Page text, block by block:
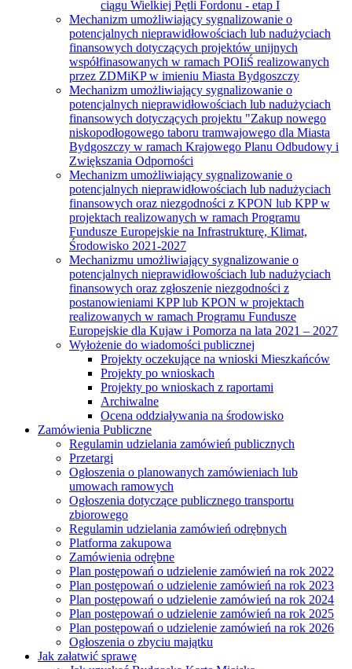
ciągu Wielkiej Pętli Fordonu - etap I
Mechanizm umożliwiający sygnalizowanie o
potencjalnych nieprawidłowościach lub nadużyciach
finansowych dotyczących projektów unijnych
współfinasowanych w ramach POIiŚ realizowanych
przez ZDMiKP w imieniu Miasta Bydgoszczy
Mechanizm umożliwiający sygnalizowanie o
potencjalnych nieprawidłowościach lub nadużyciach
finansowych dotyczących projektu "Zakup nowego
niskopodłogowego taboru tramwajowego dla Miasta
Bydgoszczy w ramach Krajowego Planu Odbudowy i
Zwiększania Odporności
Mechanizm umożliwiający sygnalizowanie o
potencjalnych nieprawidłowościach lub nadużyciach
finansowych oraz niezgodności z KPON lub KPP w
projektach realizowanych w ramach Programu
Fundusze Europejskie na Infrastrukturę, Klimat,
Środowisko 2021-2027
Mechanizmu umożliwiający sygnalizowanie o
potencjalnych nieprawidłowościach lub nadużyciach
finansowych oraz zgłoszenie niezgodności z
postanowieniami KPP lub KPON w projektach
realizowanych w ramach Programu Fundusze
Europejskie dla Kujaw i Pomorza na lata 2021 – 2027
Wyłożenie do wiadomości publicznej
Projekty oczekujące na wnioski Mieszkańców
Projekty po wnioskach
Projekty po wnioskach z raportami
Archiwalne
Ocena oddziaływania na środowisko
Zamówienia Publiczne
Regulamin udzielania zamówień publicznych
Przetargi
Ogłoszenia o planowanych zamówieniach lub
umowach ramowych
Ogłoszenia dotyczące publicznego transportu
zbiorowego
Regulamin udzielania zamówień odrębnych
Platforma zakupowa
Zamówienia odrębne
Plan postępowań o udzielenie zamówień na rok 2022
Plan postępowań o udzielenie zamówień na rok 2023
Plan postępowań o udzielenie zamówień na rok 2024
Plan postępowań o udzielenie zamówień na rok 2025
Plan postępowań o udzielenie zamówień na rok 2026
Ogłoszenia o zbyciu majątku
Jak załatwić sprawę